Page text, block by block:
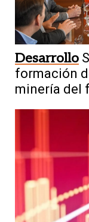
Desarrollo
formación
minería del